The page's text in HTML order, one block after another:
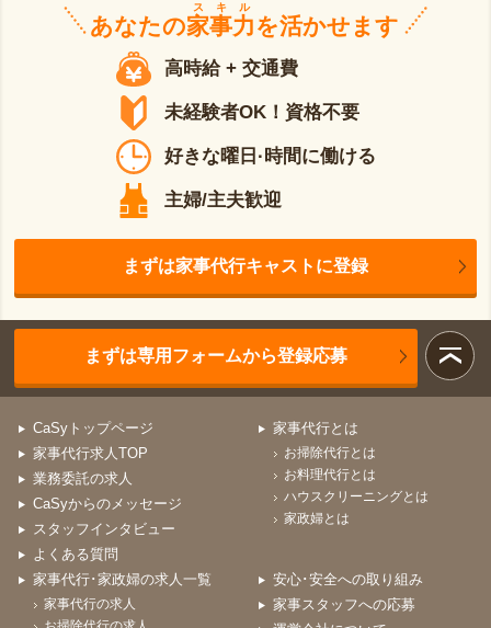
あなたの家事力
スキル
を活かせます
高時給 + 交通費
未経験者OK！資格不要
好きな曜日·時間に働ける
主婦/主夫歓迎
まずは家事代行キャストに登録
まずは専用フォームから登録応募
CaSyトップページ
家事代行求人TOP
業務委託の求人
CaSyからのメッセージ
スタッフインタビュー
よくある質問
家事代行とは
お掃除代行とは
お料理代行とは
ハウスクリーニングとは
家政婦とは
家事代行･家政婦の求人一覧
家事代行の求人
安心･安全への取り組み
家事スタッフへの応募